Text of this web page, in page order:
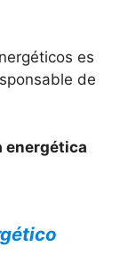
es
de
energética